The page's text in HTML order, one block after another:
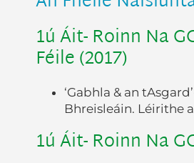
1ú Áit- Roinn Na
Féile (2017)
‘Gabhla & an
Bhreisleáin. Léirithe
1ú Áit- Roinn Na